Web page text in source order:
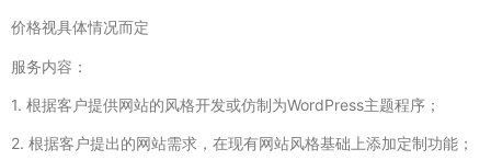
价格视具体情况而定
服务内容：
1. 根据客户提供网站的风格开发或仿制为WordPress主题程序；
2. 根据客户提出的网站需求，在现有网站风格基础上添加定制功能；